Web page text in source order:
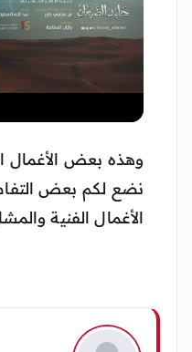
▶
وهذه بعض
نضع لكم بعض
الأغمال الفنية